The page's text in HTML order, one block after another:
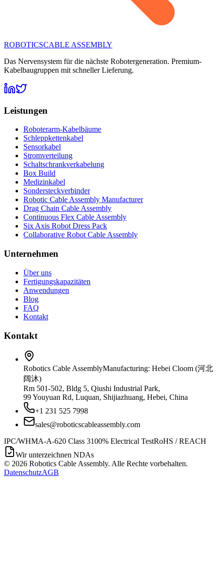
ROBOTICSCABLE ASSEMBLY
Das Nervensystem für die nächste Robotergeneration. Premium-
Kabelbaugruppen mit schneller Lieferung.
Leistungen
Roboterarm-Kabelbäume
Schleppkettenkabel
Sensorkabel
Stromverteilung
Schaltschrankverkabelung
Box Build
Medizinkabel
Sondersteckverbinder
Robotic Cable Assembly Manufacturer
Drag Chain Cable Assembly
Continuous Flex Cable Assembly
Six Axis Robot Dress Pack
Collaborative Robot Cable Assembly
Unternehmen
Über uns
Fertigungskapazitäten
Anwendungen
Blog
FAQ
Kontakt
Kontakt
Robotics Cable AssemblyManufacturing: Hebei Cloom (河北
阔沐)
Rm 501-502, Bldg 5, Qiushi Industrial Park,
99 Youyuan Rd, Luquan, Shijiazhuang, Hebei, China
+1 231 525 7998
sales@roboticscableassembly.com
IPC/WHMA-A-620 Class 3100% Electrical TestRoHS / REACH
Wir unterzeichnen NDAs
© 2026 Robotics Cable Assembly. Alle Rechte vorbehalten.
DatenschutzAGB